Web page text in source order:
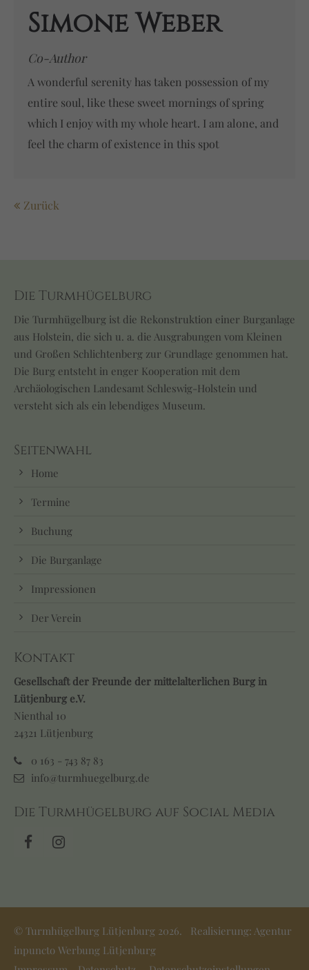
Simone Weber
Co-Author
A wonderful serenity has taken possession of my
entire soul, like these sweet mornings of spring
which I enjoy with my whole heart. I am alone, and
feel the charm of existence in this spot
Zurück
Die Turmhügelburg
Die Turmhügelburg ist die Rekonstruktion einer Burganlage
aus Holstein, die sich u. a. die Ausgrabungen vom Kleinen
und Großen Schlichtenberg zur Grundlage genommen hat.
Die Burg entsteht in enger Kooperation mit dem
Archäologischen Landesamt Schleswig-Holstein und
versteht sich als ein lebendiges Museum.
Seitenwahl
Home
Termine
Buchung
Die Burganlage
Impressionen
Der Verein
Kontakt
Gesellschaft der Freunde der mittelalterlichen Burg in
Lütjenburg e.V.
Nienthal 10
24321 Lütjenburg
0 163 - 743 87 83
info@turmhuegelburg.de
Die Turmhügelburg auf Social Media
© Turmhügelburg Lütjenburg 2026. Realisierung: Agentur
inpuncto Werbung Lütjenburg